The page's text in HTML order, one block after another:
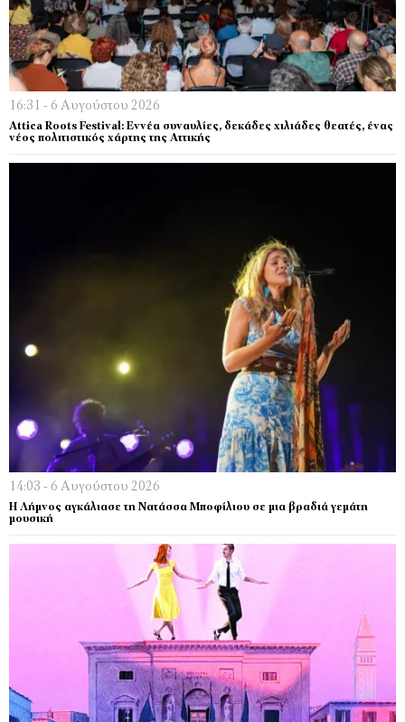
16:31 - 6 Αυγούστου 2026
Attica Roots Festival: Εννέα συναυλίες, δεκάδες χιλιάδες θεατές, ένας
νέος πολιτιστικός χάρτης της Αττικής
14:03 - 6 Αυγούστου 2026
Η Λήμνος αγκάλιασε τη Νατάσσα Μποφίλιου σε μια βραδιά γεμάτη
μουσική